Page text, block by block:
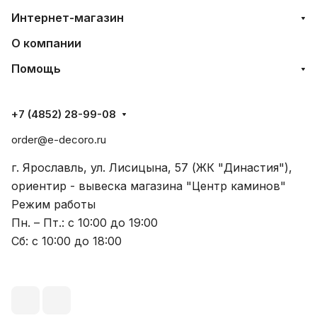
Интернет-магазин
О компании
Помощь
+7 (4852) 28-99-08
order@e-decoro.ru
г. Ярославль, ул. Лисицына, 57 (ЖК "Династия"),
ориентир - вывеска магазина "Центр каминов"
Режим работы
Пн. – Пт.: с 10:00 до 19:00
Сб: с 10:00 до 18:00